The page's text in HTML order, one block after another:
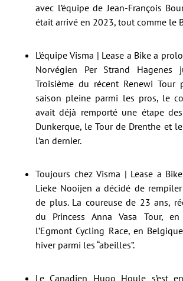
avec l’équipe de Jean-François
était arrivé en 2023, tout comme le
L’équipe Visma | Lease a Bike a
Norvégien Per Strand Hagenes
Troisième du récent Renewi Tour
saison pleine parmi les pros, le
avait déjà remporté une étape
Dunkerque, le Tour de Drenthe et
l’an dernier.
Toujours chez Visma | Lease a
Lieke Nooijen a décidé de
de plus. La coureuse de 23 ans,
du Princess Anna Vasa Tour,
l’Egmont Cycling Race, en
hiver parmi les “abeilles”.
Le Canadien Hugo Houle s’est